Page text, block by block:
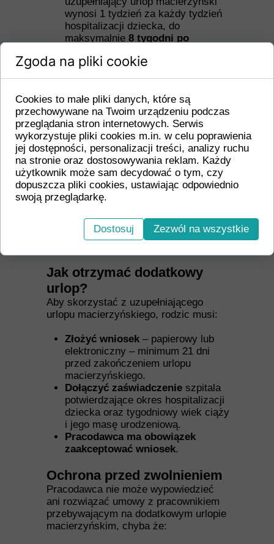
wynosi 1 tydzień za każdy tydzień
hospitalizacji dziecka, do
maksymalnie 8 tygodni po
Dzieci urodzone po 37. tygodniu
życia ▶ uzupełniający urlop
macierzyński wynosi 1 tydzień za
każdy tydzień pobytu dziecka w
szpitalu, do maksymalnie8 tygodni
po porodzie.
W przypadku ciąż mnogich podstawą
do obliczenia urlopu jestnajmniejsza
masa urodzeniowa dziecka oraz
Okresy pobytu w szpitalu
sumują się, a niepełne tygodnie są
Jak otrzymać dodatkowy
urlop?
Aby skorzystać z uzupełniającego
urlopu macierzyńskiego, rodzic musi:
Złożyć wniosek – papierowy lub
elektroniczny – minimum 21 dni
przed zakończeniem urlopu
macierzyńskiego.
Dołączyć zaświadczenie szpitala
potwierdzające okres hospitalizacji
dziecka oraz tygodniowy wiek ciąży
i jego masę urodzeniową.
Pracodawca ma obowiązek
zaakceptować wniosek.
Ochrona przed zwolnieniem
Pracodawca nie może wypowiedzieć
ani rozwiązać umowy z pracownikiem
przebywającym na dodatkowym urlopie
macierzyńskim, chyba że:
Zgoda na pliki cookie
Cookies to małe pliki danych, które są
przechowywane na Twoim urządzeniu podczas
przeglądania stron internetowych. Serwis
wykorzystuje pliki cookies m.in. w celu poprawienia
jej dostępności, personalizacji treści, analizy ruchu
na stronie oraz dostosowywania reklam. Każdy
użytkownik może sam decydować o tym, czy
dopuszcza pliki cookies, ustawiając odpowiednio
swoją przeglądarkę.
Dostosuj Zezwól na wszystkie